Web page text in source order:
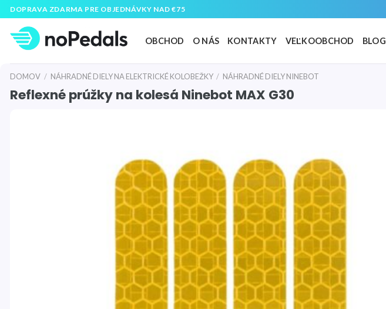
Preskočiť
na
obsah
DOPRAVA ZDARMA PRE OBJEDNÁVKY NAD €75
OBCHOD O NÁS KONTAKTY VEĽKOOBCHOD BLOG
DOMOV / NÁHRADNÉ DIELY NA ELEKTRICKÉ KOLOBEŽKY / NÁHRADNÉ DIELY NINEBOT
Reflexné prúžky na kolesá Ninebot MAX G30